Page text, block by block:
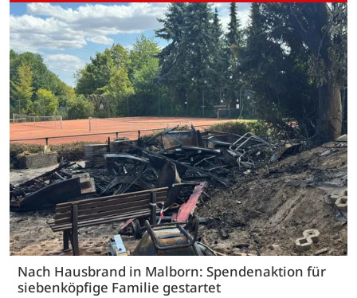
Nach Hausbrand in Malborn: Spendenaktion für
siebenköpfige Familie gestartet